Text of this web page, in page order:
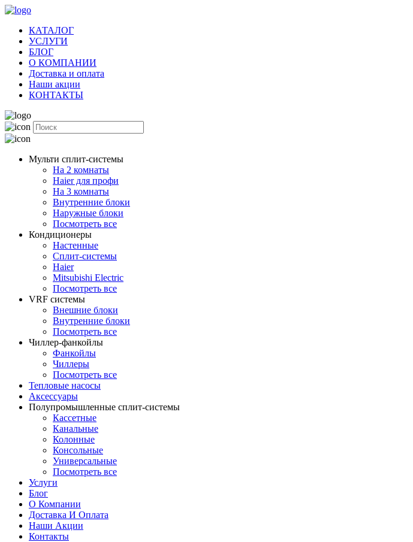
КАТАЛОГ
УСЛУГИ
БЛОГ
О КОМПАНИИ
Доставка и оплата
Наши акции
КОНТАКТЫ
Мульти сплит-системы
На 2 комнаты
Haier для профи
На 3 комнаты
Внутренние блоки
Наружные блоки
Посмотреть все
Кондиционеры
Настенные
Сплит-системы
Haier
Mitsubishi Electric
Посмотреть все
VRF системы
Внешние блоки
Внутренние блоки
Посмотреть все
Чиллер-фанкойлы
Фанкойлы
Чиллеры
Посмотреть все
Тепловые насосы
Аксессуары
Полупромышленные сплит-системы
Кассетные
Канальные
Колонные
Консольные
Универсальные
Посмотреть все
Услуги
Блог
О Компании
Доставка И Оплата
Наши Акции
Контакты